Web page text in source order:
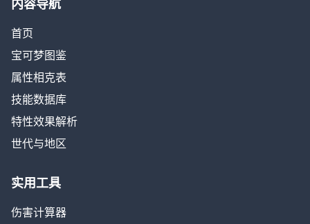
内容导航
首页
宝可梦图鉴
属性相克表
技能数据库
特性效果解析
世代与地区
实用工具
伤害计算器